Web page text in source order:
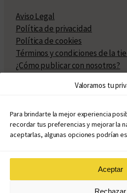
Valoramos tu
Para brindarte la mejor experiencia
recordar tus preferencias y mejorar la
aceptarlas, algunas opciones podrían
Aceptar
Rechazar
Aviso Legal
Política de privacidad
Política de cookies
Términos y condiciones de la
¿Cómo publicar con nosotros?
Políticas de publicación
Políticas de coedición
Atribuciones